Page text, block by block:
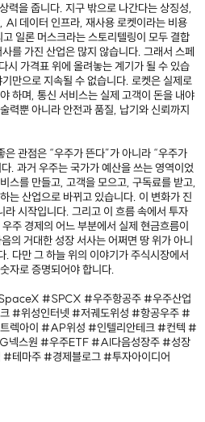
력을 줍니다. 지구 밖으로 나간다는 상징성,
AI 데이터 인프라, 재사용 로켓이라는 비용
일론 머스크라는 스토리텔링이 모두 결합
를 가진 산업은 많지 않습니다. 그래서 스페
시 가격표 위에 올려놓는 계기가 될 수 있습
만으로 지속될 수 없습니다. 로켓은 실제로
하며, 통신 서비스는 실제 고객이 돈을 내야
력뿐 아니라 안전과 품질, 납기와 신뢰까지
관점은 “우주가 뜬다”가 아니라 “우주가
. 과거 우주는 국가가 예산을 쓰는 영역이었
스를 만들고, 고객을 모으고, 구독료를 받고,
는 산업으로 바뀌고 있습니다. 이 변화가 진
시작입니다. 그리고 이 흐름 속에서 투자
주 경제의 어느 부분에서 실제 현금흐름이
의 거대한 성장 서사는 어쩌면 땅 위가 아니
. 다만 그 하늘 위의 이야기가 주식시장에서
자로 증명되어야 합니다.
#SPCX #우주항공주 #우주산업
#위성인터넷 #저궤도위성 #항공우주 #
렉아이 #AP위성 #인텔리안테크 #컨텍 #
넥스원 #우주ETF #AI다음성장주 #성장
테마주 #경제블로그 #투자아이디어